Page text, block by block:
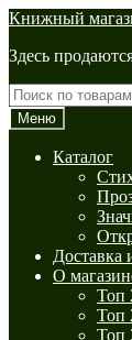
Перейти
навигации
Перейти
содержимому
Книжный
Здесь
Искать:
Меню
Каталог
Доставка
О
Топ
Топ
Топ